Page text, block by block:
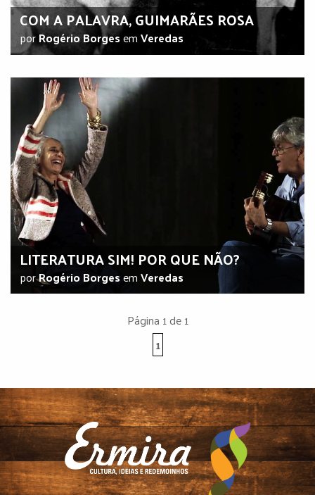
COM A PALAVRA, GUIMARÃES ROSA
porRogério BorgesemVeredas
LITERATURA SIM! POR QUE NÃO?
porRogério BorgesemVeredas
Página 1 de 1
1